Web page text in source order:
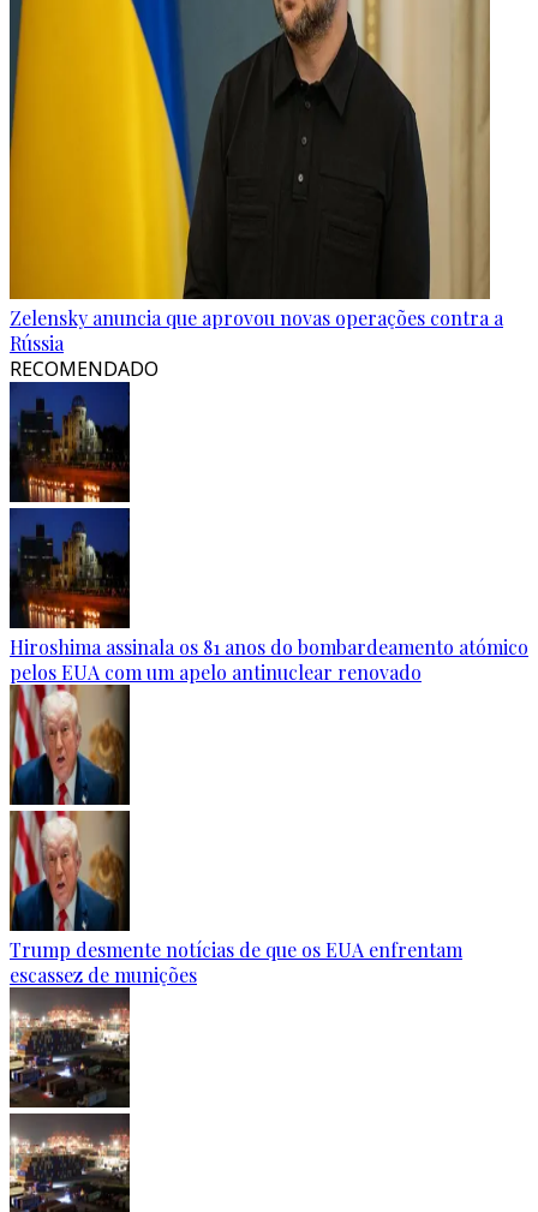
Zelensky anuncia que aprovou novas operações contra a
Rússia
RECOMENDADO
Hiroshima assinala os 81 anos do bombardeamento atómico
pelos EUA com um apelo antinuclear renovado
Trump desmente notícias de que os EUA enfrentam
escassez de munições